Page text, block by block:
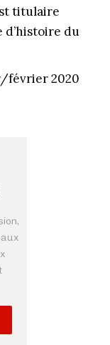
titulaire
du
février 2020